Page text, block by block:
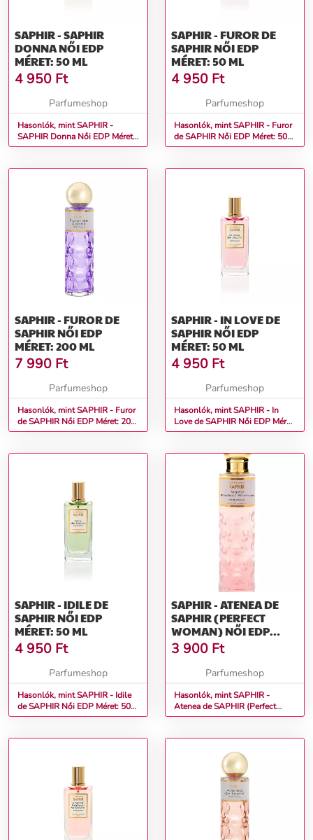
SAPHIR - SAPHIR
DONNA NŐI EDP
MÉRET: 50 ML
4 950 Ft
Parfumeshop
Hasonlók, mint SAPHIR -
SAPHIR Donna Női EDP Méret:
50 ml
SAPHIR - FUROR DE
SAPHIR NŐI EDP
MÉRET: 50 ML
4 950 Ft
Parfumeshop
Hasonlók, mint SAPHIR - Furor
de SAPHIR Női EDP Méret: 50
ml
SAPHIR - FUROR DE
SAPHIR NŐI EDP
MÉRET: 200 ML
7 990 Ft
Parfumeshop
Hasonlók, mint SAPHIR - Furor
de SAPHIR Női EDP Méret: 200
ml
SAPHIR - IN LOVE DE
SAPHIR NŐI EDP
MÉRET: 50 ML
4 950 Ft
Parfumeshop
Hasonlók, mint SAPHIR - In
Love de SAPHIR Női EDP Méret:
50 ml
SAPHIR - IDILE DE
SAPHIR NŐI EDP
MÉRET: 50 ML
4 950 Ft
Parfumeshop
Hasonlók, mint SAPHIR - Idile
de SAPHIR Női EDP Méret: 50
ml
SAPHIR - ATENEA DE
SAPHIR (PERFECT
WOMAN) NŐI EDP
MÉRET: 30 ML
3 900 Ft
Parfumeshop
Hasonlók, mint SAPHIR -
Atenea de SAPHIR (Perfect
Woman) Női EDP Méret: 30 ml